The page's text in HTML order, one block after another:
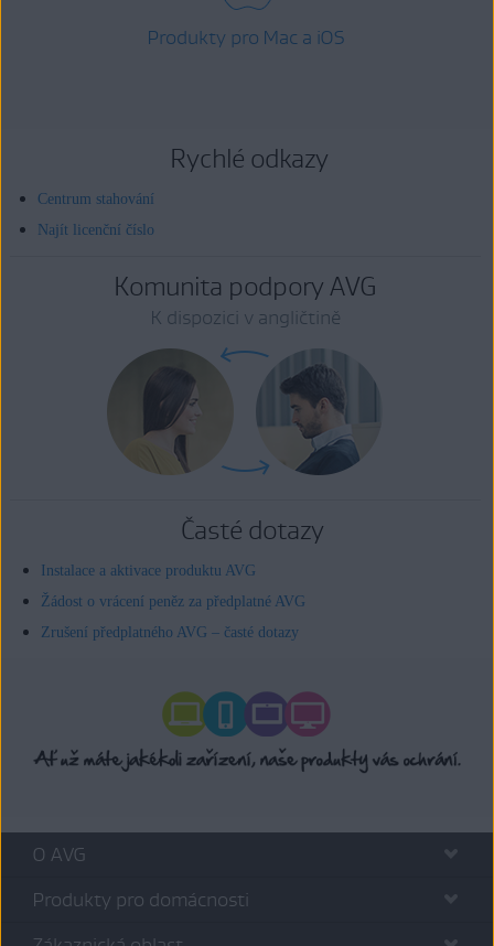
Produkty pro Mac a iOS
Rychlé odkazy
Centrum stahování
Najít licenční číslo
Komunita podpory AVG
K dispozici v angličtině
Časté dotazy
Instalace a aktivace produktu AVG
Žádost o vrácení peněz za předplatné AVG
Zrušení předplatného AVG – časté dotazy
O AVG
Produkty pro domácnosti